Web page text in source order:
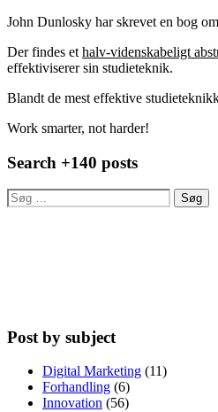
John Dunlosky har skrevet en bog
Der findes et halv-videnskabeligt
effektiviserer sin studieteknik.
Blandt de mest effektive
Work smarter, not harder!
Search +140 posts
Søg
efter:
Post by subject
Digital Marketing (11)
Forhandling (6)
Innovation (56)